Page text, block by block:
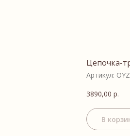
Цепочка-
Артикул:
3890,00 р.
В